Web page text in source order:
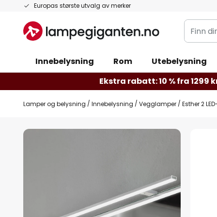
Europas største utvalg av merker
Hopp
innhold
Finn
din
Innebelysning Rom Utebelysning
Ekstra rabatt: 10 % fra 1299
Lamper og belysning Innebelysning Vegglamper Esther 2
Gå